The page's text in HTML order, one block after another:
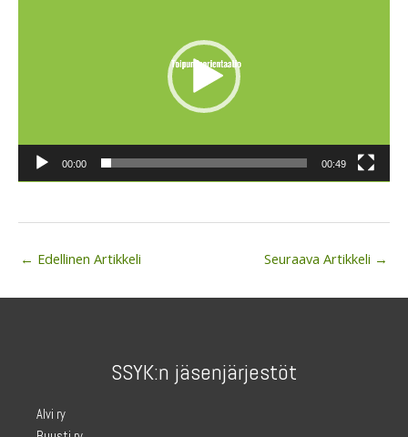
00:00 00:49
← Edellinen Artikkeli Seuraava Artikkeli →
SSYK:n jäsenjärjestöt
Alvi ry